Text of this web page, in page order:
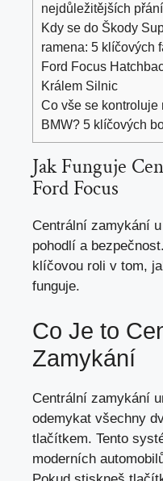
nejdůležitějších přání
Kdy se do Škody
ramena: 5 klíčových
Ford Focus
Králem Silnic
Co vše se
BMW? 5 klíčových
Jak Funguje
Ford Focus
Centrální zamykání
pohodlí a
klíčovou roli v tom,
funguje.
Co Je to
Zamykání
Centrální zamykání
odemykat všechny
tlačítkem. Tento
moderních